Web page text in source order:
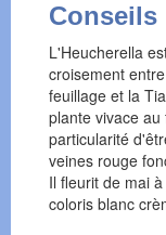
Conseils
L'Heucherella
croisement
feuillage et la
plante vivace
particularité
veines rouge
Il fleurit de mai
coloris blanc